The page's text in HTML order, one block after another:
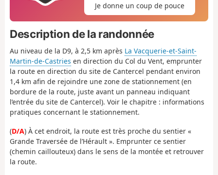
Je donne un coup de pouce
Description de la randonnée
Au niveau de la D9, à 2,5 km après La Vacquerie-et-Saint-
Martin-de-Castries en direction du Col du Vent, emprunter
la route en direction du site de Cantercel pendant environ
1,4 km afin de rejoindre une zone de stationnement (en
bordure de la route, juste avant un panneau indiquant
l’entrée du site de Cantercel). Voir le chapitre : informations
pratiques concernant le stationnement.
(D/A) À cet endroit, la route est très proche du sentier «
Grande Traversée de l’Hérault ». Emprunter ce sentier
(chemin caillouteux) dans le sens de la montée et retrouver
la route.